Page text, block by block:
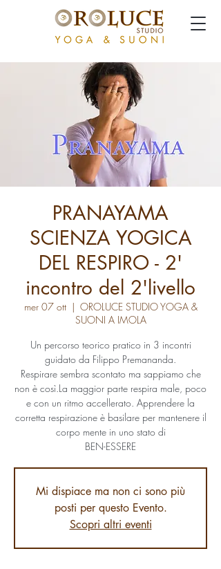
PRANAYAMA
SCIENZA YOGICA
DEL RESPIRO - 2'
incontro del 2'livello
mer 07 ott
  |
OROLUCE STUDIO YOGA &
SUONI A IMOLA
Un percorso teorico pratico in 3 incontri
guidato da Filippo Premananda.
Respirare sembra scontato ma sappiamo che
non è così.La maggior parte respira male, poco
e con un ritmo accellerato. Apprendere la
corretta respirazione è basilare per mantenere il
corpo mente in uno stato di
BEN-ESSERE
Mi dispiace ma non ci sono più
posti per questo Evento.
Scopri altri eventi